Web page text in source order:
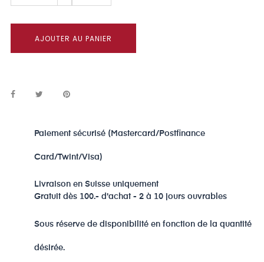
AJOUTER AU PANIER
Paiement sécurisé (Mastercard/Postfinance
Card/Twint/Visa)
Livraison en Suisse uniquement
Gratuit dès 100.- d'achat - 2 à 10 jours ouvrables
Sous réserve de disponibilité en fonction de la quantité
désirée.